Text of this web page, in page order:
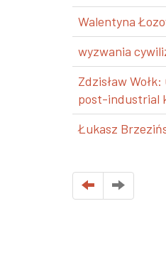
Walentyna
wyzwania
Zdzisław
post-industrial
Łukasz